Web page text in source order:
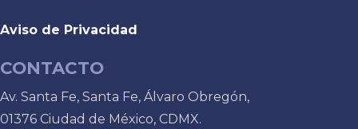
Aviso de Privacidad
CONTACTO
Av. Santa Fe, Santa Fe, Álvaro Obregón,
01376 Ciudad de México, CDMX.